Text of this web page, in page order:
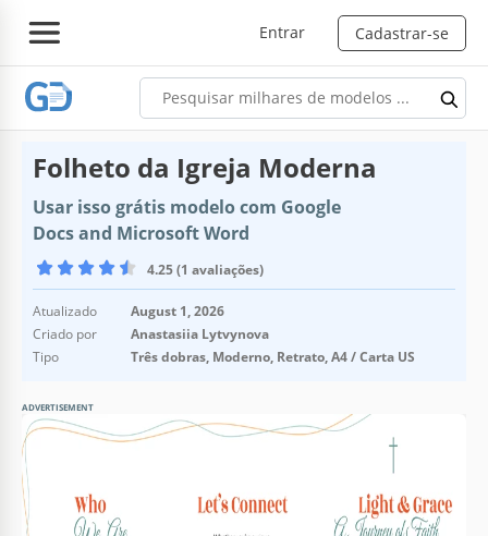
Entrar Cadastrar-se
Folheto da Igreja Moderna
Usar isso grátis modelo com Google
Docs and Microsoft Word
4.25 (1 avaliações)
Atualizado
August 1, 2026
Criado por
Anastasiia Lytvynova
Tipo
Três dobras, Moderno, Retrato, A4 / Carta US
ADVERTISEMENT
Especificações do modelo
Formato
Google Docs, Microsoft Word